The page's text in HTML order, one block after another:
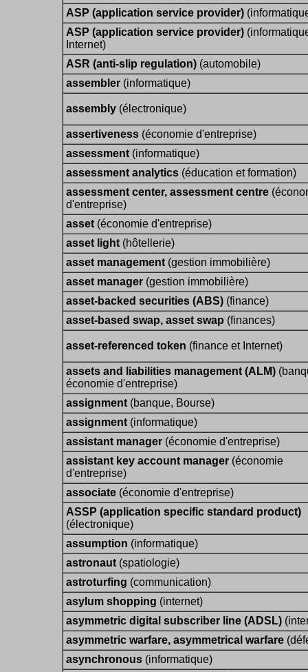
ASP (application service provider)
ASP (application service provider)
Internet)
ASR (anti-slip regulation) (automobile)
assembler (informatique)
assembly (électronique)
assertiveness (économie d'entreprise)
assessment (informatique)
assessment analytics (éducation et formation)
assessment center, assessment centre
d'entreprise)
asset (économie d'entreprise)
asset light (hôtellerie)
asset management (gestion immobilière)
asset manager (gestion immobilière)
asset-backed securities (ABS) (finance)
asset-based swap, asset swap (finances)
asset-referenced token (finance et Internet)
assets and liabilities management (ALM)
économie d'entreprise)
assignment (banque, Bourse)
assignment (informatique)
assistant manager (économie d'entreprise)
assistant key account manager (économie
d'entreprise)
associate (économie d'entreprise)
ASSP (application specific standard product)
(électronique)
assumption (informatique)
astronaut (spatiologie)
astroturfing (communication)
asylum shopping (internet)
asymmetric digital subscriber line (ADSL)
asymmetric warfare, asymmetrical warfare
asynchronous (informatique)